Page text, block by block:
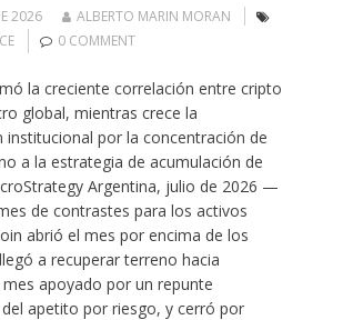
2026
ALBERTO MARIN MORAN
0 COMMENT
la creciente correlación entre cripto
global, mientras crece la
institucional por la concentración de
a la estrategia de acumulación de
Argentina, julio de 2026 —
de contrastes para los activos
abrió el mes por encima de los
a recuperar terreno hacia
apoyado por un repunte
apetito por riesgo, y cerró por